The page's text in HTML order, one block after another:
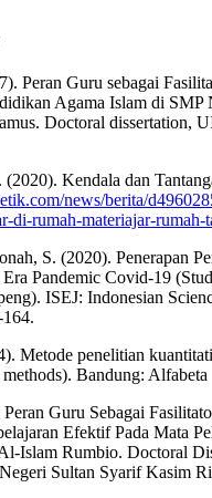
Peran Guru sebagai
Agama Islam di SMP
Doctoral dissertation,
Kendala dan
news/berita/
di-rumah-materiajar-
S. (2020). Penerapan
Era Pandemic Covid-19
ISEJ: Indonesian
Metode penelitian
Bandung: Alfabeta
Guru Sebagai
Efektif Pada Mata
Islam Rumbio. Doctoral
Sultan Syarif Kasim